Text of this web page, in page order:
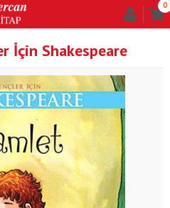
0
İçin Shakespeare